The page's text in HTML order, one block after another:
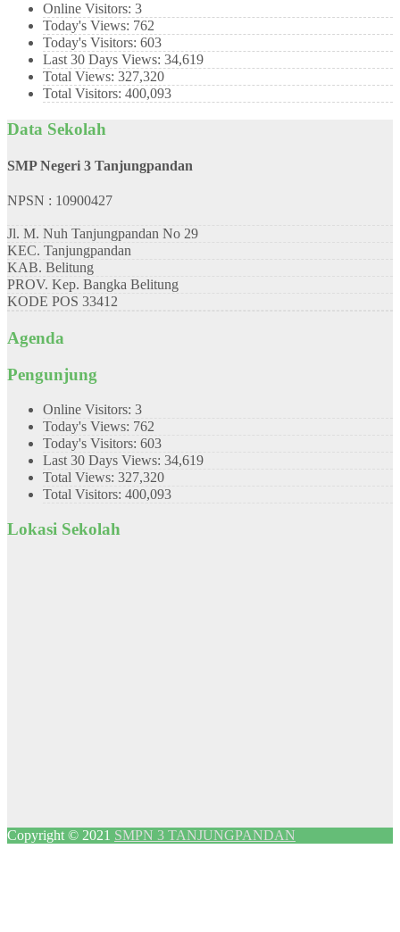
Online Visitors: 3
Today's Views: 762
Today's Visitors: 603
Last 30 Days Views: 34,619
Total Views: 327,320
Total Visitors: 400,093
Data Sekolah
SMP Negeri 3 Tanjungpandan
NPSN : 10900427
Jl. M. Nuh Tanjungpandan No 29
KEC. Tanjungpandan
KAB. Belitung
PROV. Kep. Bangka Belitung
KODE POS 33412
Agenda
Pengunjung
Online Visitors: 3
Today's Views: 762
Today's Visitors: 603
Last 30 Days Views: 34,619
Total Views: 327,320
Total Visitors: 400,093
Lokasi Sekolah
Copyright © 2021 SMPN 3 TANJUNGPANDAN